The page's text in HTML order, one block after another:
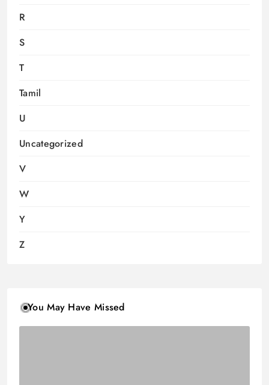
R
S
T
Tamil
U
Uncategorized
V
W
Y
Z
You May Have Missed